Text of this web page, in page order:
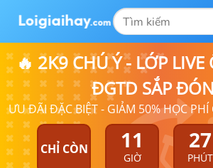
🔥 2K9 CHÚ Ý - LỚP
ĐGTD SẮP
ƯU ĐÃI ĐẶC BIỆT - GIẢM 50% HỌC PHÍ
CHỈ CÒN 11
GIỜ
27
PHÚT